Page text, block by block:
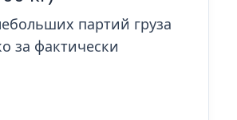
партий груза
за фактически